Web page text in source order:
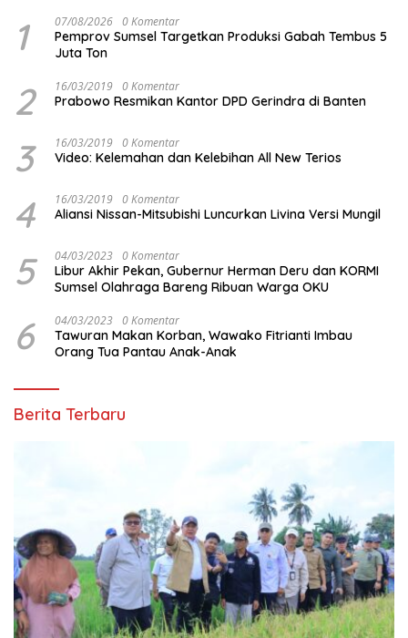
1 07/08/2026 0 Komentar
Pemprov Sumsel Targetkan Produksi Gabah Tembus 5
Juta Ton
2 16/03/2019 0 Komentar
Prabowo Resmikan Kantor DPD Gerindra di Banten
3 16/03/2019 0 Komentar
Video: Kelemahan dan Kelebihan All New Terios
4 16/03/2019 0 Komentar
Aliansi Nissan-Mitsubishi Luncurkan Livina Versi Mungil
5 04/03/2023 0 Komentar
Libur Akhir Pekan, Gubernur Herman Deru dan KORMI
Sumsel Olahraga Bareng Ribuan Warga OKU
6 04/03/2023 0 Komentar
Tawuran Makan Korban, Wawako Fitrianti Imbau
Orang Tua Pantau Anak-Anak
Berita Terbaru